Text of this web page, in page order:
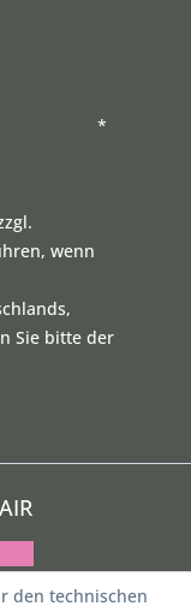
*
wenn
Sie bitte der
den technischen